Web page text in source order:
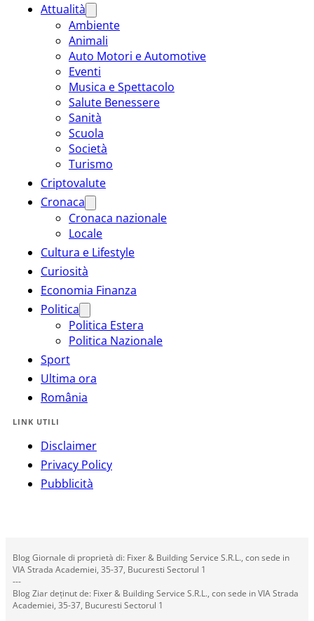
Attualità
Ambiente
Animali
Auto Motori e Automotive
Eventi
Musica e Spettacolo
Salute Benessere
Sanità
Scuola
Società
Turismo
Criptovalute
Cronaca
Cronaca nazionale
Locale
Cultura e Lifestyle
Curiosità
Economia Finanza
Politica
Politica Estera
Politica Nazionale
Sport
Ultima ora
România
LINK UTILI
Disclaimer
Privacy Policy
Pubblicità
Blog Giornale di proprietà di: Fixer & Building Service S.R.L., con sede in
VIA Strada Academiei, 35-37, Bucuresti Sectorul 1
---
Blog Ziar deținut de: Fixer & Building Service S.R.L., con sede in VIA Strada
Academiei, 35-37, Bucuresti Sectorul 1